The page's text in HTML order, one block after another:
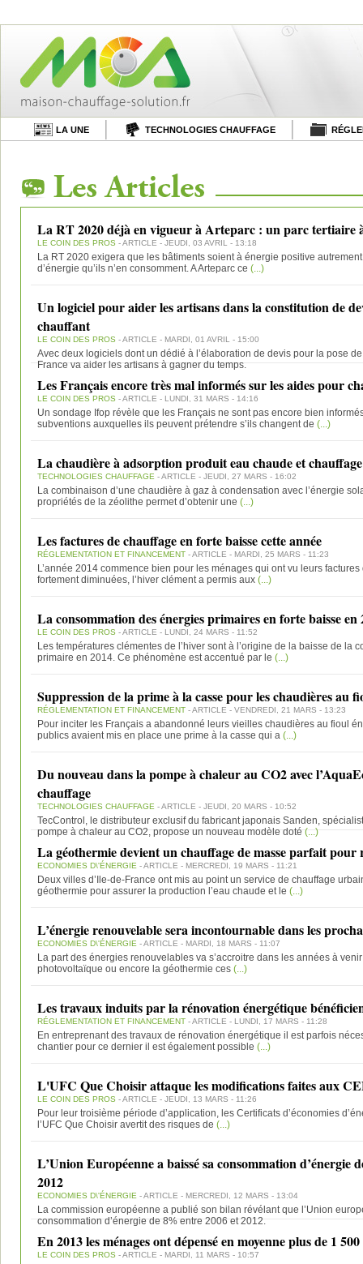
LA UNE TECHNOLOGIES CHAUFFAGE
La RT 2020 déjà en vigueur à Arteparc : un parc tertiaire
LE COIN DES PROS - ARTICLE - JEUDI, 03 AVRIL - 13:18
La RT 2020 exigera que les bâtiments soient à énergie positive
d’énergie qu’ils n’en consomment. A Arteparc ce (...)
Un logiciel pour aider les artisans dans la constitution de
chauffant
LE COIN DES PROS - ARTICLE - MARDI, 01 AVRIL - 15:00
Avec deux logiciels dont un dédié à l’élaboration de devis pour la pose
France va aider les artisans à gagner du temps.
Les Français encore très mal informés sur les aides pour
LE COIN DES PROS - ARTICLE - LUNDI, 31 MARS - 14:16
Un sondage Ifop révèle que les Français ne sont pas encore bien
subventions auxquelles ils peuvent prétendre s’ils changent de (...)
La chaudière à adsorption produit eau chaude et
TECHNOLOGIES CHAUFFAGE - ARTICLE - JEUDI, 27 MARS - 16:02
La combinaison d’une chaudière à gaz à condensation avec l’énergie
propriétés de la zéolithe permet d’obtenir une (...)
Les factures de chauffage en forte baisse cette année
RÉGLEMENTATION ET FINANCEMENT - ARTICLE - MARDI, 25 MARS - 11:23
L’année 2014 commence bien pour les ménages qui ont vu leurs factures
fortement diminuées, l’hiver clément a permis aux (...)
La consommation des énergies primaires en forte baisse en
LE COIN DES PROS - ARTICLE - LUNDI, 24 MARS - 11:52
Les températures clémentes de l’hiver sont à l’origine de la baisse de la
primaire en 2014. Ce phénomène est accentué par le (...)
Suppression de la prime à la casse pour les chaudières au
RÉGLEMENTATION ET FINANCEMENT - ARTICLE - VENDREDI, 21 MARS - 13:23
Pour inciter les Français a abandonné leurs vieilles chaudières au fioul
publics avaient mis en place une prime à la casse qui a (...)
Du nouveau dans la pompe à chaleur au CO2 avec
chauffage
TECHNOLOGIES CHAUFFAGE - ARTICLE - JEUDI, 20 MARS - 10:52
TecControl, le distributeur exclusif du fabricant japonais Sanden,
pompe à chaleur au CO2, propose un nouveau modèle doté (...)
La géothermie devient un chauffage de masse parfait pour
ECONOMIES D\'ÉNERGIE - ARTICLE - MERCREDI, 19 MARS - 11:21
Deux villes d’Ile-de-France ont mis au point un service de chauffage
géothermie pour assurer la production l’eau chaude et le (...)
L’énergie renouvelable sera incontournable dans les
ECONOMIES D\'ÉNERGIE - ARTICLE - MARDI, 18 MARS - 11:07
La part des énergies renouvelables va s’accroitre dans les années à
photovoltaïque ou encore la géothermie ces (...)
Les travaux induits par la rénovation énergétique
RÉGLEMENTATION ET FINANCEMENT - ARTICLE - LUNDI, 17 MARS - 11:28
En entreprenant des travaux de rénovation énergétique il est parfois
chantier pour ce dernier il est également possible (...)
L'UFC Que Choisir attaque les modifications faites aux
LE COIN DES PROS - ARTICLE - JEUDI, 13 MARS - 11:26
Pour leur troisième période d’application, les Certificats d’économies
l’UFC Que Choisir avertit des risques de (...)
L’Union Européenne a baissé sa consommation d’énergie
2012
ECONOMIES D\'ÉNERGIE - ARTICLE - MERCREDI, 12 MARS - 13:04
La commission européenne a publié son bilan révélant que l’Union
consommation d’énergie de 8% entre 2006 et 2012.
En 2013 les ménages ont dépensé en moyenne plus de 1
LE COIN DES PROS - ARTICLE - MARDI, 11 MARS - 10:57